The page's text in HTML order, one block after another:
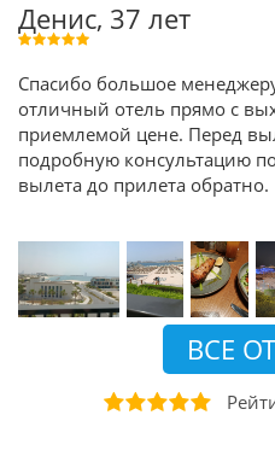
Денис, 37 лет
Спасибо большое
отличный отель прямо с
приемлемой цене. Перед
подробную консультацию
вылета до прилета обратно.
ВСЕ